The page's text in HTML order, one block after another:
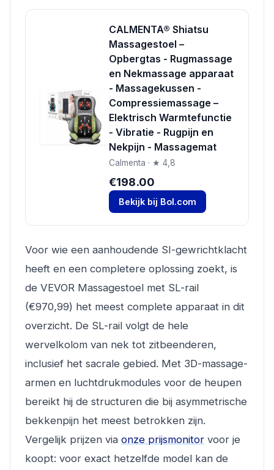
CALMENTA® Shiatsu
Massagestoel –
Opbergtas - Rugmassage
en Nekmassage apparaat
- Massagekussen -
Compressiemassage –
Elektrisch Warmtefunctie
- Vibratie - Rugpijn en
Nekpijn - Massagemat
Calmenta · ★ 4,8
€198.00
Bekijk bij Bol.com
Voor wie een aanhoudende SI-gewrichtklacht
heeft en een completere oplossing zoekt, is
de VEVOR Massagestoel met SL-rail
(€970,99) het meest complete apparaat in dit
overzicht. De SL-rail volgt de hele
wervelkolom van nek tot zitbeenderen,
inclusief het sacrale gebied. Met 3D-massage-
armen en luchtdrukmodules voor de heupen
bereikt hij de structuren die bij asymmetrische
bekkenpijn het meest betrokken zijn.
Vergelijk prijzen via onze prijsmonitor voor je
koopt: voor exact hetzelfde model kan de